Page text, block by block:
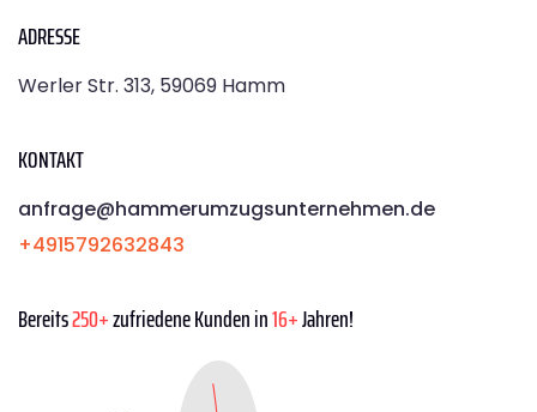
ADRESSE
Werler Str. 313, 59069 Hamm
KONTAKT
anfrage@hammerumzugsunternehmen.de
+4915792632843
Bereits250+zufriedene Kunden in16+Jahren!